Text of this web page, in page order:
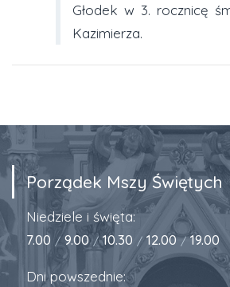
Głodek w 3. rocznicę
Kazimierza.
Porządek Mszy Świętych
Niedziele i święta:
7.00 / 9.00 / 10.30 / 12.00 / 19.00
Dni powszednie: